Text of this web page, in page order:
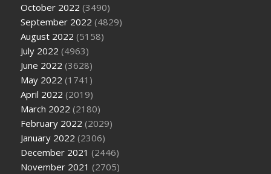
October 2022 (3490)
September 2022 (4829)
August 2022 (5158)
July 2022 (4963)
June 2022 (3628)
May 2022 (1741)
April 2022 (2019)
March 2022 (2180)
February 2022 (2029)
January 2022 (2306)
December 2021 (2446)
November 2021 (2705)